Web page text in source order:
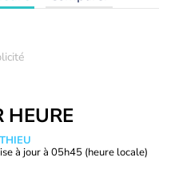
HEURE
à jour à 05h45 (heure locale)